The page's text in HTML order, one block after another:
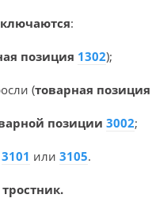
:
позиция 1302);
(товарная позиция
позиции 3002;
3101 или 3105.